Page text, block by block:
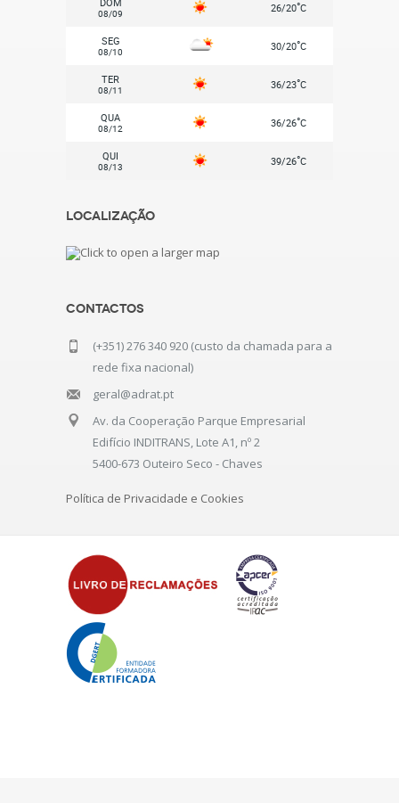
08/09 26/20°C
SEG
08/10 30/20°C
TER
08/11 36/23°C
QUA
08/12 36/26°C
QUI
08/13 39/26°C
Localização
Contactos
(+351) 276 340 920 (custo da chamada para a
rede fixa nacional)
geral@adrat.pt
Av. da Cooperação Parque Empresarial
Edifício INDITRANS, Lote A1, nº 2
5400-673 Outeiro Seco - Chaves
Política de Privacidade e Cookies